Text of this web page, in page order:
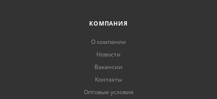
КОМПАНИЯ
О компании
Новости
Вакансии
Контакты
Оптовые условия